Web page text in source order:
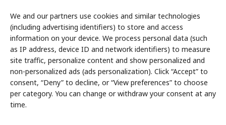
We and our partners use cookies and similar technologies
(including advertising identifiers) to store and access
information on your device. We process personal data (such
as IP address, device ID and network identifiers) to measure
site traffic, personalize content and show personalized and
non-personalized ads (ads personalization). Click “Accept” to
consent, “Deny” to decline, or “View preferences” to choose
per category. You can change or withdraw your consent at any
time.
Om oss
Om Haco Tellus
Vår verksamhet
Vår historia
Branscher
Hållbarhet
Integritetspolicy